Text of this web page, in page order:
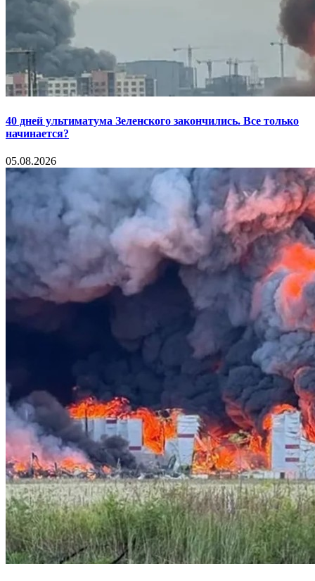
40 дней ультиматума Зеленского закончились. Все только
начинается?
05.08.2026